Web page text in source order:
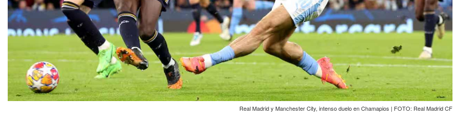
Real Madrid y Manchester City, intenso duelo en Chamapios | FOTO: Real Madrid CF